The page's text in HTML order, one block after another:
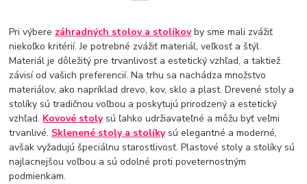
Pri výbere záhradných stolov a stolíkovby sme mali zvážiť
niekoľko kritérií. Je potrebné zvážiť materiál, veľkosť a štýl.
Materiál je dôležitý pre trvanlivosť a estetický vzhľad, a taktiež
závisí od vašich preferencií. Na trhu sa nachádza množstvo
materiálov, ako napríklad drevo, kov, sklo a plast. Drevené stoly a
stolíky sú tradičnou voľbou a poskytujú prirodzený a estetický
vzhľad. Kovové stolysú ľahko udržiavateľné a môžu byť veľmi
trvanlivé. Sklenené stoly a stolíkysú elegantné a moderné,
avšak vyžadujú špeciálnu starostlivosť. Plastové stoly a stolíky sú
najlacnejšou voľbou a sú odolné proti poveternostným
podmienkam.